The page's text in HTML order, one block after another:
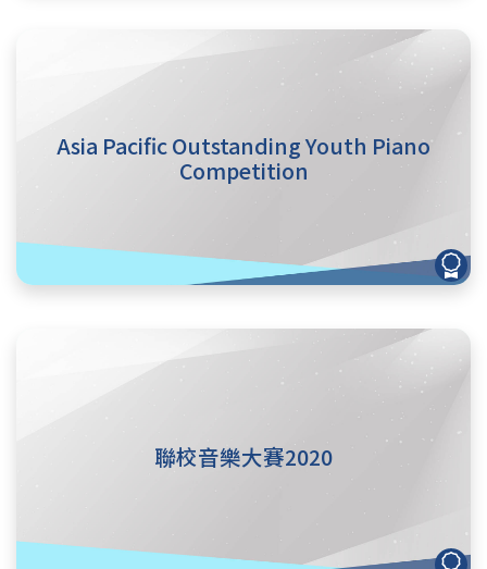
Asia Pacific Outstanding Youth Piano
Competition
聯校音樂大賽2020